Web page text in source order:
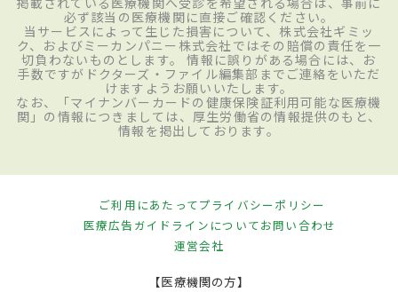
必ず該当の医療機関に直接ご確認ください。
当サービスによって生じた損害について、株式会社ギミッ
ク、およびミーカンパニー株式会社ではその賠償の責任を一
切負わないものとします。 情報に誤りがある場合には、お
手数ですがドクターズ・ファイル編集部までご連絡をいただ
けますようお願いいたします。
なお、「マイナンバーカードの健康保険証利用可能な医療機
関」の情報につきましては、厚生労働省の情報提供のもと、
情報を掲出しております。
ご利用にあたってプライバシーポリシー
医療広告ガイドラインについてお問い合わせ
運営会社
【医療機関の方】